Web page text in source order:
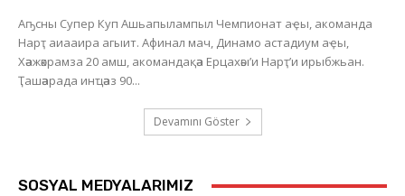
Аҧсны Супер Куп Ашьапылампыл Чемпионат аҿы, акоманда
Нарҭ аиааира агыит. Афинал мач, Динамо астадиум аҿы,
Хәажәкрамза 20 амш, акомандақәа Ерцахәы’и Нарҭ’и ирыбжьан.
Ҭашәарада инҵәаз 90...
Devamını Göster
SOSYAL MEDYALARIMIZ